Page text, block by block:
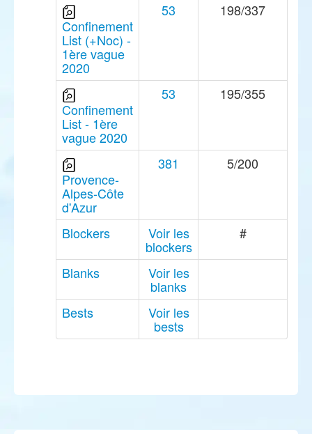
Confinement
List (+Noc) -
1ère vague
2020
53 198/337
Confinement
List - 1ère
vague 2020
53 195/355
Provence-
Alpes-Côte
d'Azur
381 5/200
Blockers Voir les
blockers
#
Blanks Voir les
blanks
Bests
Voir les
bests